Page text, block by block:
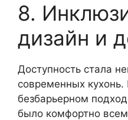
8.
дизайн и
Доступность стала
современных
безбарьерном
было комфортно